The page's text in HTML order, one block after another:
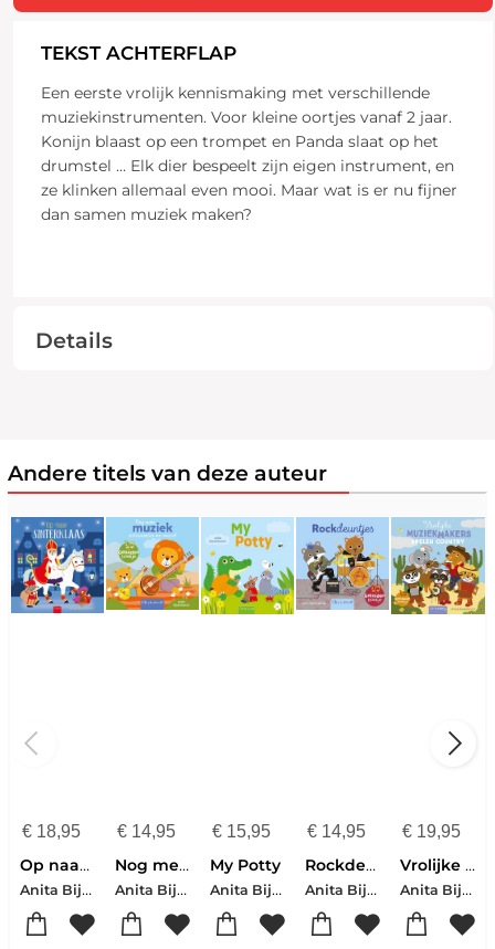
TEKST ACHTERFLAP
Een eerste vrolijk kennismaking met verschillende
muziekinstrumenten. Voor kleine oortjes vanaf 2 jaar.
Konijn blaast op een trompet en Panda slaat op het
drumstel … Elk dier bespeelt zijn eigen instrument, en
ze klinken allemaal even mooi. Maar wat is er nu fijner
dan samen muziek maken?
Details
Andere titels van deze auteur
€18,95
Op naar Sinterklaas
Anita Bijsterbosch
€14,95
Nog meer muziekinstrumenten van overal
Anita Bijsterbosch
€ 15,95
My Potty
Anita Bijsterbosch
€ 14,95
Rockdeuntjes
Anita Bijsterbosch
€ 19,95
Vrolijke muziekmakers spelen country
Anita Bijsterbosch